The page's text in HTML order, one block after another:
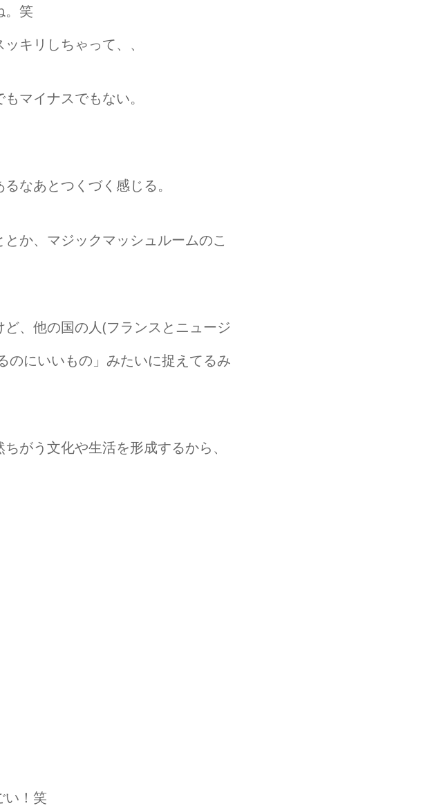
。笑
キリしちゃって、、
マイナスでもない。
なあとつくづく感じる。
か、マジックマッシュルームのこ
、他の国の人(フランスとニュージ
のにいいもの」みたいに捉えてるみ
がう文化や生活を形成するから、
い！笑